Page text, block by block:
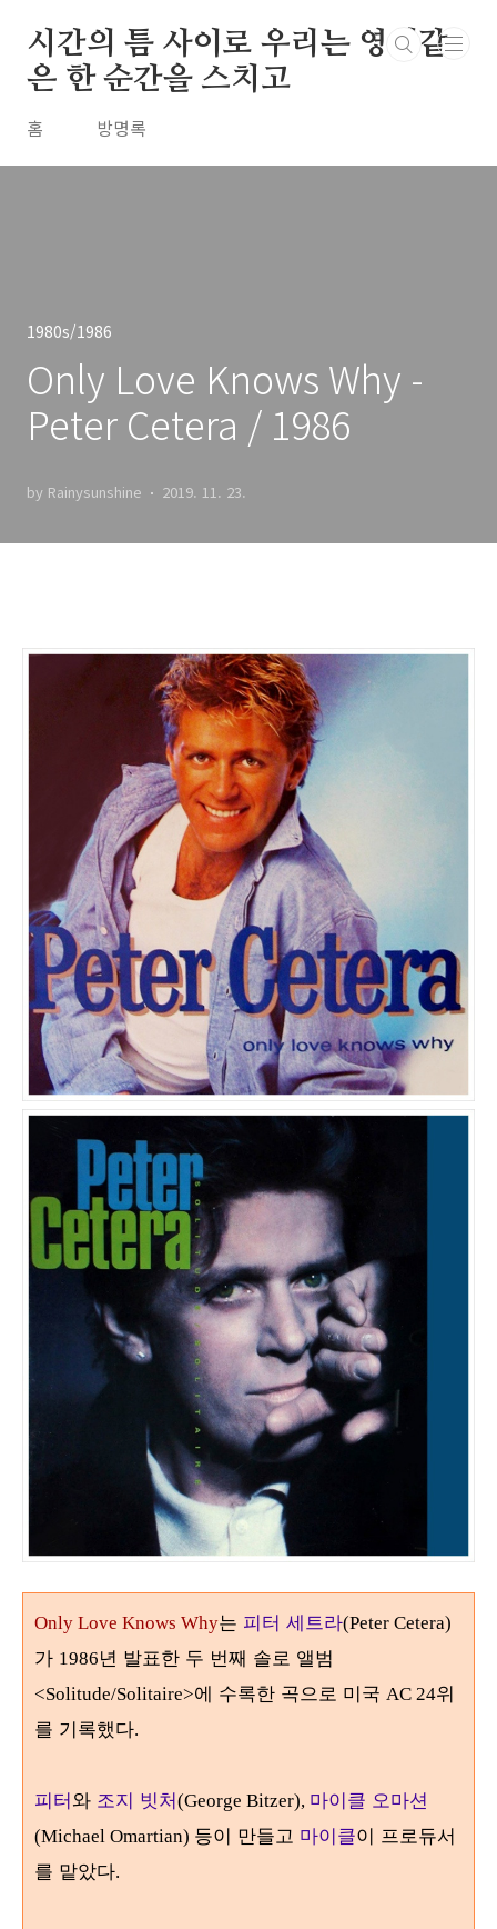
시간의 틈 사이로 우리는 영원같
은 한 순간을 스치고
홈 방명록
1980s/1986
Only Love Knows Why -
Peter Cetera / 1986
by Rainysunshine 2019. 11. 23.
Only Love Knows Why는 피터 세트라(Peter Cetera)
가 1986년 발표한 두 번째 솔로 앨범
<Solitude/Solitaire>에 수록한 곡으로 미국 AC 24위
를 기록했다.
피터와 조지 빗처(George Bitzer), 마이클 오마션
(Michael Omartian) 등이 만들고 마이클이 프로듀서
를 맡았다.